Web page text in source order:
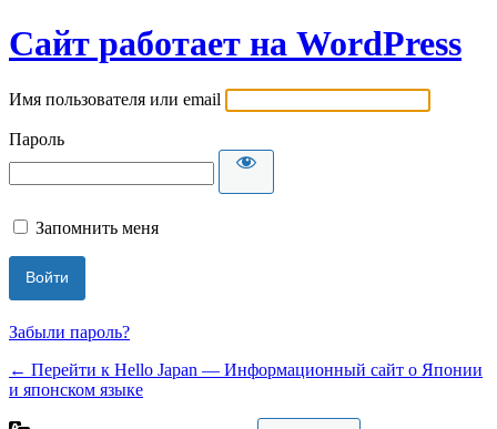
Сайт работает на WordPress
Имя пользователя или email
Пароль
Запомнить меня
Забыли пароль?
← Перейти к Hello Japan — Информационный сайт о Японии
и японском языке